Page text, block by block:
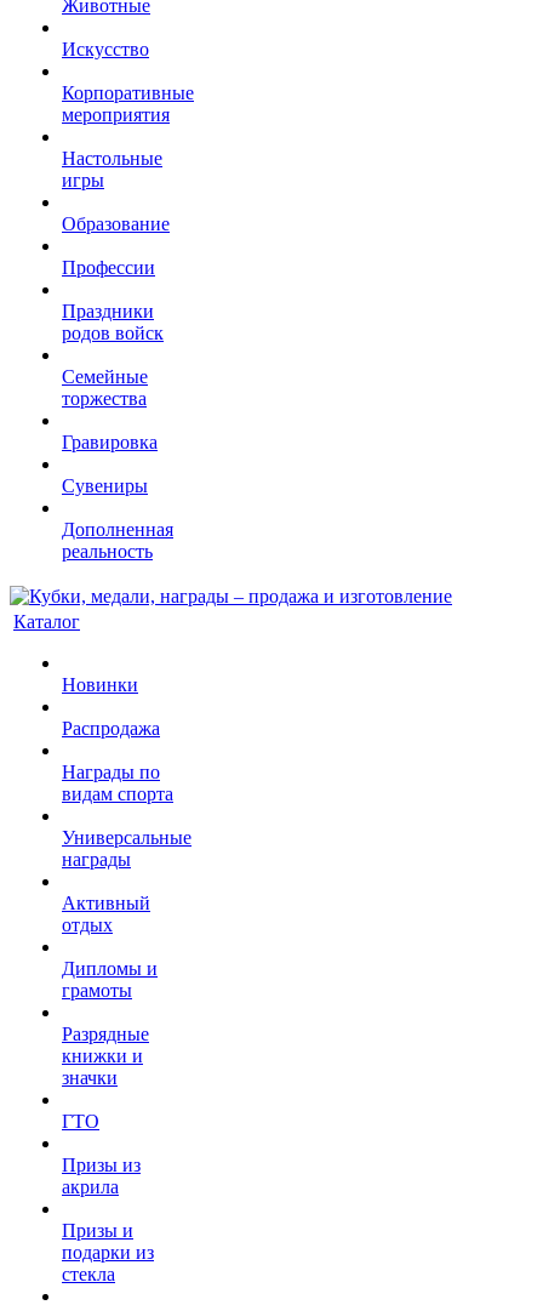
Животные
Искусство
Корпоративные
мероприятия
Настольные
игры
Образование
Профессии
Праздники
родов войск
Семейные
торжества
Гравировка
Сувениры
Дополненная
реальность
Каталог
Новинки
Распродажа
Награды по
видам спорта
Универсальные
награды
Активный
отдых
Дипломы и
грамоты
Разрядные
книжки и
значки
ГТО
Призы из
акрила
Призы и
подарки из
стекла